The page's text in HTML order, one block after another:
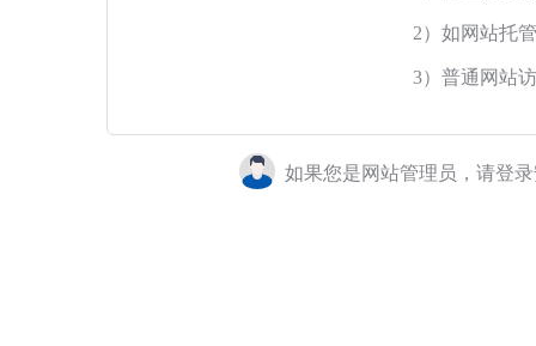
2）如网站托
3）普通网站
如果您是网站管理员，请登